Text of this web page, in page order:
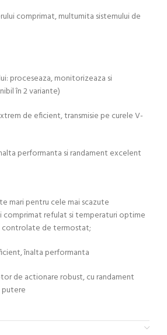
comprimat, multumita sistemului de
proceseaza, monitorizeaza si
în 2 variante)
de eficient, transmisie pe curele V-
performanta si randament excelent
mari pentru cele mai scazute
comprimat refulat si temperaturi optime
controlate de termostat;
înalta performanta
de actionare robust, cu randament
putere